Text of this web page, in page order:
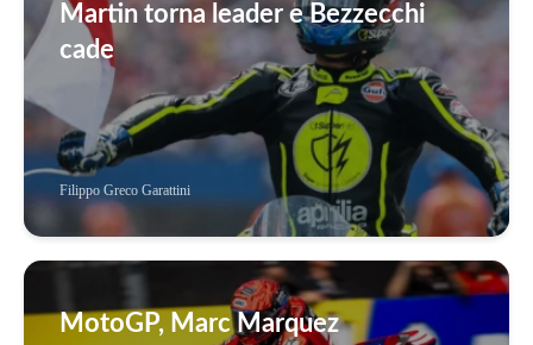
Martin torna leader e Bezzecchi
cade
Filippo Greco Garattini
MotoGP, Marc Marquez